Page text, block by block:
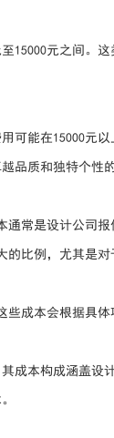
15000元之间。
可能在15000元
品质和独特个性
常是设计公司报
比例，尤其是对
成本会根据具体
成本构成涵盖设